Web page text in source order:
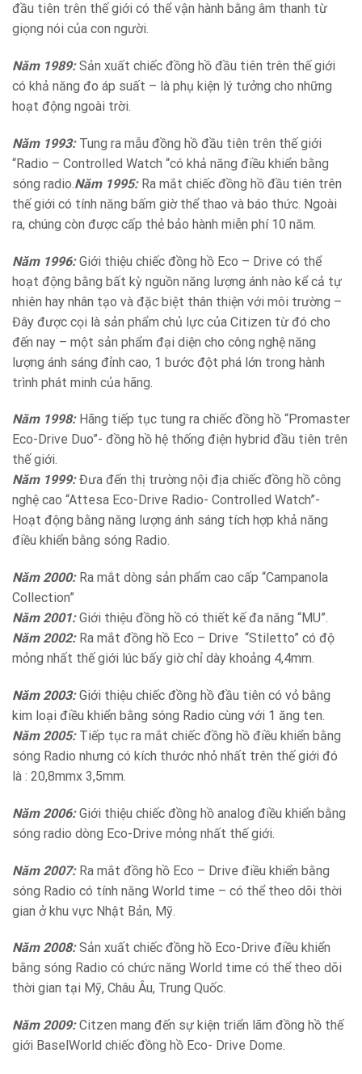
đầu tiên trên thế giới có thể vận hành bằng âm thanh từ
giọng nói của con người.
Năm 1989:Sản xuất chiếc đồng hồ đầu tiên trên thế giới
có khả năng đo áp suất – là phụ kiện lý tưởng cho những
hoạt động ngoài trời.
Năm 1993: Tung ra mẫu đồng hồ đầu tiên trên thế giới
“Radio – Controlled Watch “có khả năng điều khiển bằng
sóng radio.Năm 1995: Ra mắt chiếc đồng hồ đầu tiên trên
thế giới có tính năng bấm giờ thể thao và báo thức. Ngoài
ra, chúng còn được cấp thẻ bảo hành miễn phí 10 năm.
Năm 1996:Giới thiệu chiếc đồng hồ Eco – Drive có thể
hoạt động bằng bất kỳ nguồn năng lượng ánh nào kể cả tự
nhiên hay nhân tạo và đặc biệt thân thiện với môi trường –
Đây được cọi là sản phẩm chủ lực của Citizen từ đó cho
đến nay – một sản phẩm đại diện cho công nghệ năng
lượng ánh sáng đỉnh cao, 1 bước đột phá lớn trong hành
trình phát minh của hãng.
Năm 1998:Hãng tiếp tục tung ra chiếc đồng hồ “Promaster
Eco-Drive Duo”- đồng hồ hệ thống điện hybrid đầu tiên trên
thế giới.
Năm 1999:Đưa đến thị trường nội địa chiếc đồng hồ công
nghệ cao “Attesa Eco-Drive Radio- Controlled Watch”-
Hoạt động bằng năng lượng ánh sáng tích hợp khả năng
điều khiển bằng sóng Radio.
Năm 2000:Ra mắt dòng sản phẩm cao cấp “Campanola
Collection”
Năm 2001:Giới thiệu đồng hồ có thiết kế đa năng “MU”.
Năm 2002:Ra mắt đồng hồ Eco – Drive “Stiletto” có độ
mỏng nhất thế giới lúc bấy giờ chỉ dày khoảng 4,4mm.
Năm 2003:Giới thiệu chiếc đồng hồ đầu tiên có vỏ bằng
kim loại điều khiển bằng sóng Radio cùng với 1 ăng ten.
Năm 2005:Tiếp tục ra mắt chiếc đồng hồ điều khiển bằng
sóng Radio nhưng có kích thước nhỏ nhất trên thế giới đó
là : 20,8mmx 3,5mm.
Năm 2006:Giới thiệu chiếc đồng hồ analog điều khiển bằng
sóng radio dòng Eco-Drive mỏng nhất thế giới.
Năm 2007:Ra mắt đồng hồ Eco – Drive điều khiển bằng
sóng Radio có tính năng World time – có thể theo dõi thời
gian ở khu vực Nhật Bản, Mỹ.
Năm 2008:Sản xuất chiếc đồng hồ Eco-Drive điều khiển
bằng sóng Radio có chức năng World time có thể theo dõi
thời gian tại Mỹ, Châu Âu, Trung Quốc.
Năm 2009:Citzen mang đến sự kiện triển lãm đồng hồ thế
giới BaselWorld chiếc đồng hồ Eco- Drive Dome.